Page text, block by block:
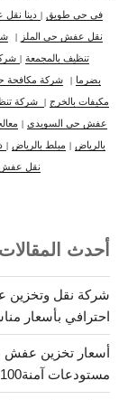
في حي طويق | دينا
نقل عفش حي الملز |
تنظيف بالمجمعة |
بضرما |شركة مكافحة
مكيفات بالخرج | شركة
عفش حي السويدي |
بالرياض | مبلط بالرياض |
نقل
أحدث المقالات
احترافي بأسعار
مستودعات آمنة100% اتصل الان